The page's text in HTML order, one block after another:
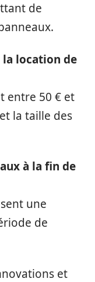
de
la location de
entre 50 € et
la taille des
à la fin de
une
de
et